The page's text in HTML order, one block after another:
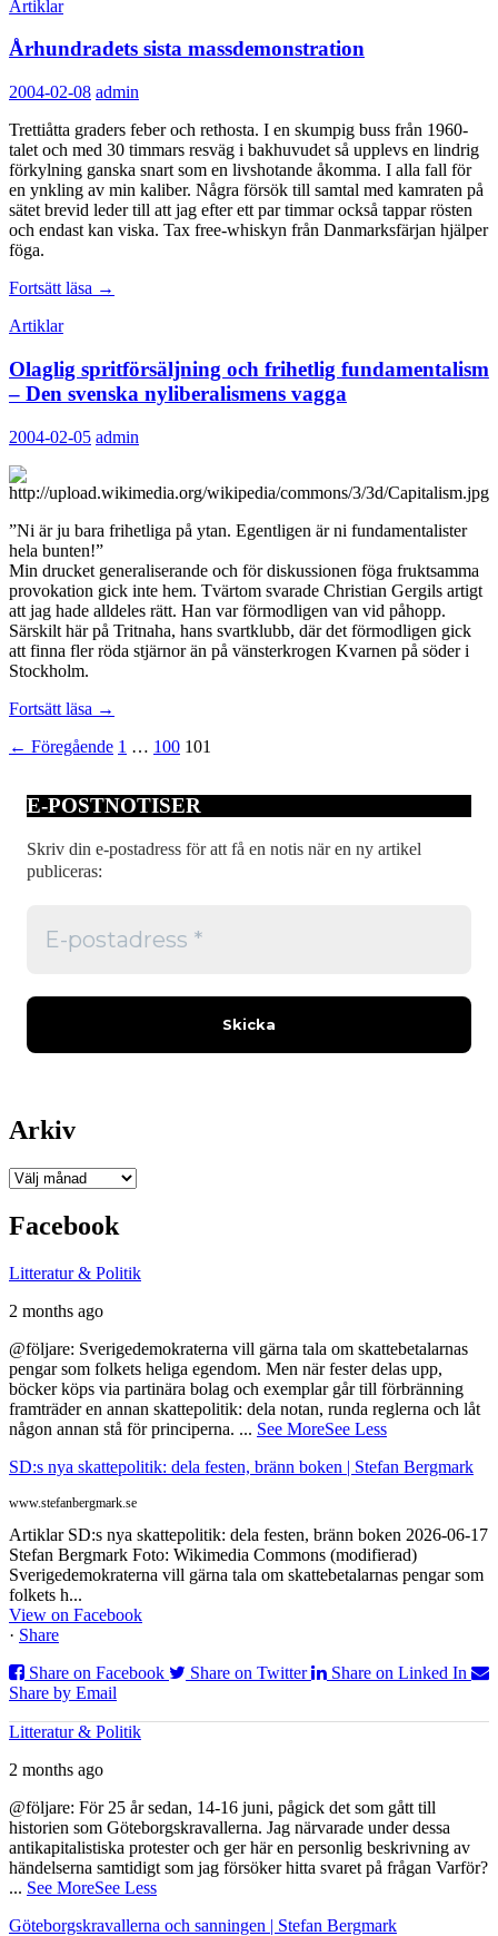
Artiklar
Århundradets sista massdemonstration
2004-02-08 admin
Trettiåtta graders feber och rethosta. I en skumpig buss från 1960-
talet och med 30 timmars resväg i bakhuvudet så upplevs en lindrig
förkylning ganska snart som en livshotande åkomma. I alla fall för
en ynkling av min kaliber. Några försök till samtal med kamraten på
sätet brevid leder till att jag efter ett par timmar också tappar rösten
och endast kan viska. Tax free-whiskyn från Danmarksfärjan hjälper
föga.
Fortsätt läsa Århundradets
→
Artiklar
Olaglig spritförsäljning och frihetlig fundamentalism
– Den svenska nyliberalismens vagga
2004-02-05 admin
”Ni är ju bara frihetliga på ytan. Egentligen är ni fundamentalister
hela bunten!”
Min drucket generaliserande och för diskussionen föga fruktsamma
provokation gick inte hem. Tvärtom svarade Christian Gergils artigt
att jag hade alldeles rätt. Han var förmodligen van vid påhopp.
Särskilt här på Tritnaha, hans svartklubb, där det förmodligen gick
att finna fler röda stjärnor än på vänsterkrogen Kvarnen på söder i
Stockholm.
Fortsätt läsa Olaglig
och
–
svenska
nyliberalismens
→
Inläggsnavigering
← Föregående 1 … 100 101
E-POSTNOTISER
Skriv din e-postadress för att få en notis när en ny artikel
publiceras:
Arkiv
Arkiv
Facebook
Litteratur & Politik
2 months ago
@följare: Sverigedemokraterna vill gärna tala om skattebetalarnas
pengar som folkets heliga egendom. Men när fester delas upp,
böcker köps via partinära bolag och exemplar går till förbränning
framträder en annan skattepolitik: dela notan, runda reglerna och låt
någon annan stå för principerna. ... See MoreSee Less
SD:s nya skattepolitik: dela festen, bränn boken | Stefan Bergmark
www.stefanbergmark.se
Artiklar SD:s nya skattepolitik: dela festen, bränn boken 2026-06-17
Stefan Bergmark Foto: Wikimedia Commons (modifierad)
Sverigedemokraterna vill gärna tala om skattebetalarnas pengar som
folkets h...
View on Facebook
· Share
Share on Facebook
Share on Twitter
Share on Linked In
Share by Email
Litteratur & Politik
2 months ago
@följare: För 25 år sedan, 14-16 juni, pågick det som gått till
historien som Göteborgskravallerna. Jag närvarade under dessa
antikapitalistiska protester och ger här en personlig beskrivning av
händelserna samtidigt som jag försöker hitta svaret på frågan Varför?
... See MoreSee Less
Göteborgskravallerna och sanningen | Stefan Bergmark